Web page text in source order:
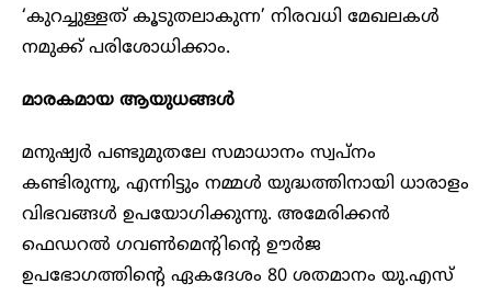
‘കുറച്ചുള്ളത് കൂടുതലാകുന്ന’ നിരവധി മേഖലകൾ
നമുക്ക് പരിശോധിക്കാം.
മാരകമായ ആയുധങ്ങൾ
മനുഷ്യർ പണ്ടുമുതലേ സമാധാനം സ്വപ്നം
കണ്ടിരുന്നു, എന്നിട്ടും നമ്മൾ യുദ്ധത്തിനായി ധാരാളം
വിഭവങ്ങൾ ഉപയോഗിക്കുന്നു. അമേരിക്കൻ
ഫെഡറൽ ഗവൺമെന്റിന്റെ ഊർജ
ഉപഭോഗത്തിന്റെ ഏകദേശം 80 ശതമാനം യു.എസ്